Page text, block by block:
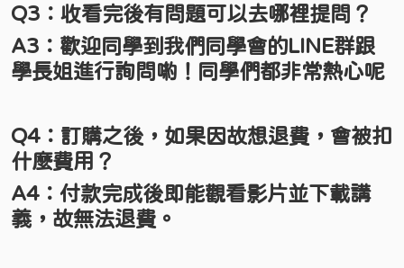
Q3：收看完後有問題可以去哪裡提問？
A3：歡迎同學到我們同學會的LINE群跟
學長姐進行詢問喲！同學們都非常熱心呢
Q4：訂購之後，如果因故想退費，會被扣
什麼費用？
A4：付款完成後即能觀看影片並下載講
義，故無法退費。